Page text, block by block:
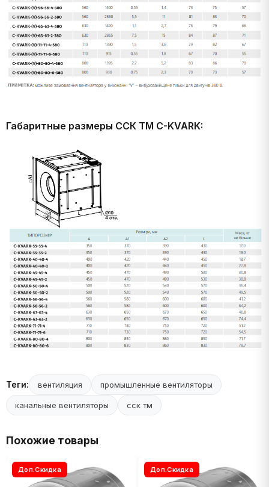
Габаритные размеры ССК ТМ C-KVARK:
Теги: вентиляция промышленные вентиляторы
канальные вентиляторы сск тм
Похожие товары
Доп.Скидка Доп.Скидка